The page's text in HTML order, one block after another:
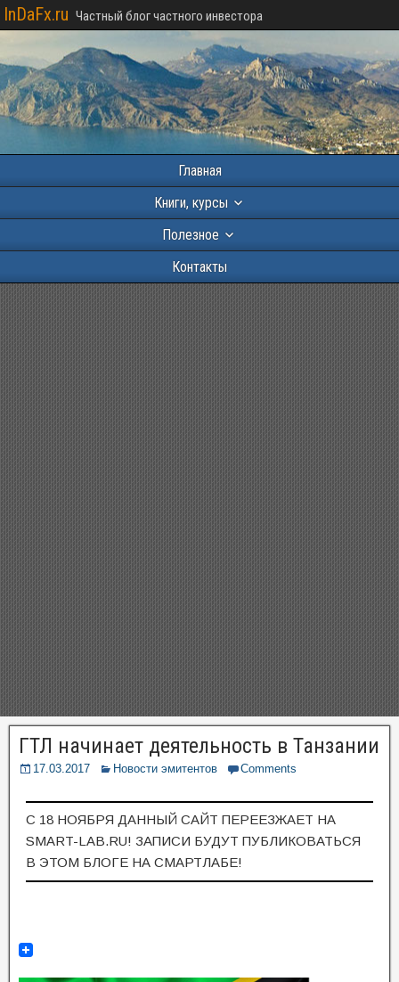
InDaFx.ru Частный блог частного инвестора
Главная
Книги, курсы
Полезное
Контакты
ГТЛ начинает деятельность в Танзании
17.03.2017 Новости эмитентов Comments
С 18 НОЯБРЯ ДАННЫЙ САЙТ ПЕРЕЕЗЖАЕТ НА
SMART-LAB.RU! ЗАПИСИ БУДУТ ПУБЛИКОВАТЬСЯ
В ЭТОМ БЛОГЕ НА СМАРТЛАБЕ!